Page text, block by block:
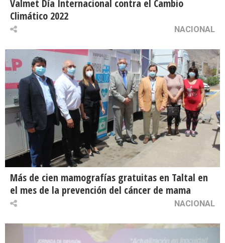
Valmet Día Internacional contra el Cambio
Climático 2022
NACIONAL
Más de cien mamografías gratuitas en Taltal en
el mes de la prevención del cáncer de mama
NACIONAL